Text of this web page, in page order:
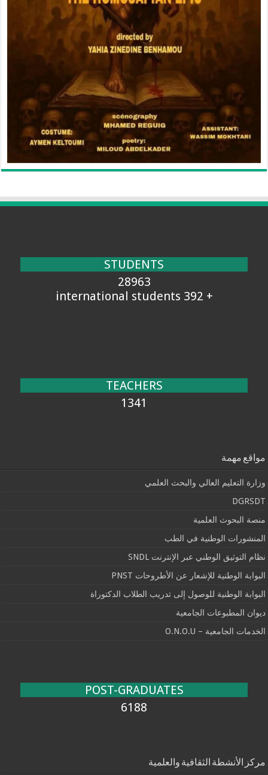
STUDENTS
28963
+ 392 international students
TEACHERS
1341
مواقع مهمة
وزارة التعليم العالي والبحث العلمي
DGRSDT
منصة البحوث العلمية
المنشورات الوطنية في الطب
نظام التوثيق الوطني عبر الإنترنت SNDL
البوابة الوطنية للإشعار عن الأطروحات PNST
البوابة الوطنية للوصول إلى تدريب الطلاب الدكتوراة
ديوان المطبوعات الجامعية
الخدمات الجامعية – O.N.O.U
POST-GRADUATES
6188
مركز الأنشطة الثقافية والعلمية